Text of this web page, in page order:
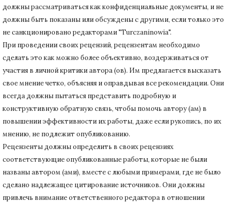
должны рассматриваться как конфиденциальные документы, и не
должны быть показаны или обсуждены с другими, если только это
не санкционировано редакторами "Turczaninowia".
При проведении своих рецензий, рецензентам необходимо
сделать это как можно более объективно, воздерживаться от
участия в личной критики автора (ов). Им предлагается высказать
свое мнение четко, объясняя и оправдывая все рекомендации. Они
всегда должны пытаться представить подробную и
конструктивную обратную связь, чтобы помочь автору (ам) в
повышении эффективности их работы, даже если рукопись, по их
мнению, не подлежит опубликованию.
Рецензенты должны определить в своих рецензиях
соответствующие опубликованные работы, которые не были
названы автором (ами), вместе с любыми примерами, где не было
сделано надлежащее цитирование источников. Они должны
привлечь внимание ответственного редактора в отношении